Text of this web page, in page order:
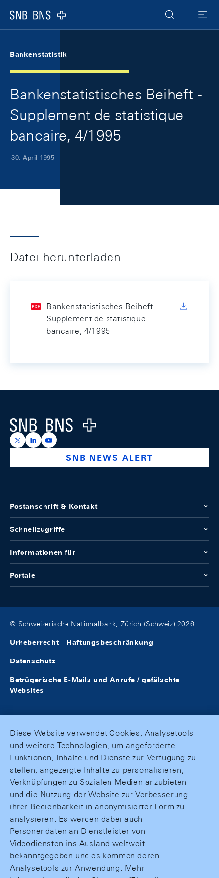
Logo
Suche
Menu
Bankenstatistik
Bankenstatistisches Beiheft -
Supplement de statistique
bancaire, 4/1995
30. April 1995
Datei herunterladen
Bankenstatistisches Beiheft -
Supplement de statistique
bancaire, 4/1995
Logo
https://x.com/snb_bns
https://ch.linkedin.com/company/swiss-national-
https://www.youtube.com/@swissnationalbank
SNB NEWS ALERT
Postanschrift & Kontakt
Schnellzugriffe
Informationen für
Portale
© Schweizerische Nationalbank, Zürich (Schweiz) 2026
Urheberrecht Haftungsbeschränkung
Datenschutz
Betrügerische E-Mails und Anrufe / gefälschte
Websites
Diese Website verwendet Cookies, Analysetools
und weitere Technologien, um angeforderte
Funktionen, Inhalte und Dienste zur Verfügung zu
stellen, angezeigte Inhalte zu personalisieren,
Verknüpfungen zu Sozialen Medien anzubieten
und die Nutzung der Website zur Verbesserung
ihrer Bedienbarkeit in anonymisierter Form zu
analysieren. Es werden dabei auch
Personendaten an Dienstleister von
Videodiensten ins Ausland weltweit
bekanntgegeben und es kommen deren
Analysetools zur Anwendung. Mehr